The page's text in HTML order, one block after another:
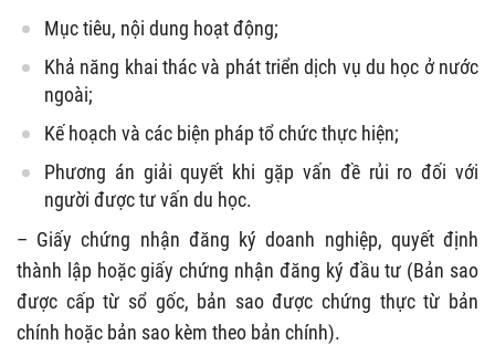
Mục tiêu, nội dung hoạt động;
Khả năng khai thác và phát triển dịch vụ du học ở nước
ngoài;
Kế hoạch và các biện pháp tổ chức thực hiện;
Phương án giải quyết khi gặp vấn đề rủi ro đối với
người được tư vấn du học.
– Giấy chứng nhận đăng ký doanh nghiệp, quyết định
thành lập hoặc giấy chứng nhận đăng ký đầu tư (Bản sao
được cấp từ sổ gốc, bản sao được chứng thực từ bản
chính hoặc bản sao kèm theo bản chính).